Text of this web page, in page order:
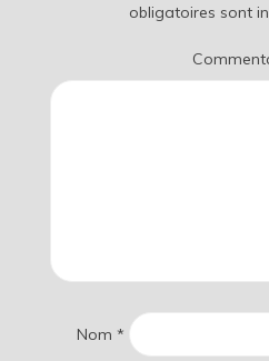
obligatoires sont
Nom *